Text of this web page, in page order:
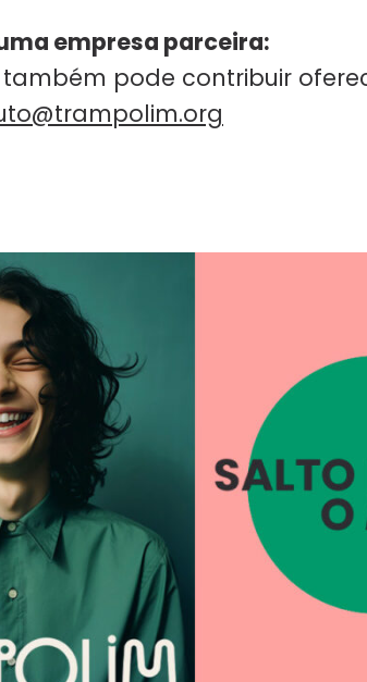
empresa parceira:
pode contribuir